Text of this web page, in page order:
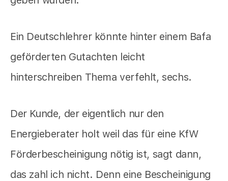
Ein Deutschlehrer könnte hinter einem Bafa
geförderten Gutachten leicht
hinterschreiben Thema verfehlt, sechs.
Der Kunde, der eigentlich nur den
Energieberater holt weil das für eine KfW
Förderbescheinigung nötig ist, sagt dann,
das zahl ich nicht. Denn eine Bescheinigung